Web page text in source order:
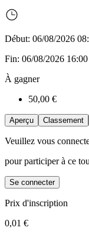
Début: 06/08/2026
Fin: 06/08/2026 16:00
À gagner
50,00 €
Aperçu Classement
Veuillez vous
pour participer à ce
Se connecter
Prix d'inscription
0,01 €